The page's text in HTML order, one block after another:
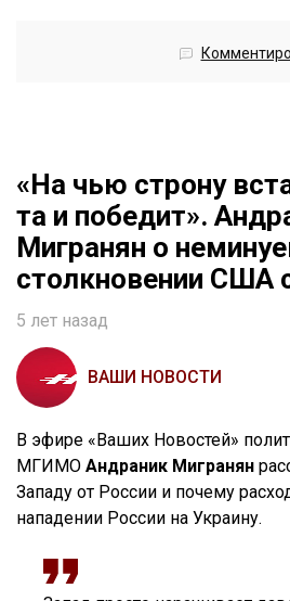
«На чью строну
та и победит».
Мигранян о
столкновении США
5 лет назад
ВАШИ НОВОСТИ
В эфире «Ваших Новостей»
МГИМО Андраник Мигранян
Западу от России и почему
нападении России на Украину.